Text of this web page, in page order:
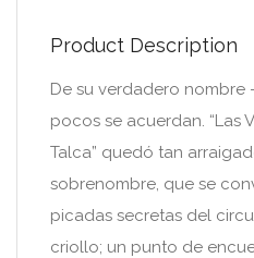
Product Description
De su verdadero nombre
pocos se acuerdan. “Las
Talca” quedó tan
sobrenombre, que se
picadas secretas del
criollo; un punto de